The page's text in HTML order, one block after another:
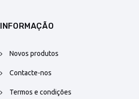
INFORMAÇÃO
Novos produtos
Contacte-nos
Termos e condições